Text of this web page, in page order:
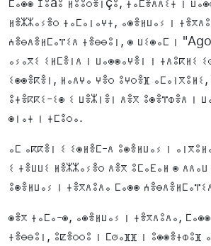
ⵍⴻⵣⵣⴰⵢⴻⵔ ⵜⴰⵎⴰⵏⴰⵖⵜ, ⴰⵙⴻⵍⵡⴰⵢ ⵏ
ⵄⴻⴱⴷⴻⵍⵎⴰⴶⵉⴷ ⵜⴻⴱⴱⵓⵏ, ⵙ ⵡⵉⵙⴰⵎ ⵏ
ⴰⵢⴰⴳⵉ ⵉⵍⵎⴻⵏⴷ ⵏ ⵡⴰⵙⵙⴰⵖⴻⵏ ⵏ ⵜⴷⵓⴽⵍⵉ
ⵉⵙⵙⴻⴽⴻⵏ, ⵍⴰⴷⵖⴰ ⵖⴻⵔ ⵓⵖⵔⴻⴼ ⴰⵎⴰⵏⴳⵓⵍⵉ,
ⵓⵜⴻⴽⴽⵉ-ⵉⵙ ⵉ ⵡⴻⵣⵏⴻⵏ ⴷⴻⴳ ⵓⵙⴻⴶⵀⴻⴷ ⵏ
ⵙⵏⴰⵜ ⵏ ⵜⵎⵓⵔⴰ.
ⴰⵎ ⴰⴽⴽⴻⵏ ⵉ ⵉⵙⵍⴻⵎ-ⴷ ⵓⵙⴻⵍⵡⴰⵢ ⵏ
ⵉ ⵜⴻⵡⵡⵉ ⵍⴻⵣⵣⴰⵢⴻⵔ ⴷⴻⴳ ⵓⵎⴰⴹⴰⵍ ⵙ ⴷⴷⴰⵡ
ⵓⵙⴻⵍⵡⴰⵢ ⵏ ⵜⴻⴳⴷⵓⴷⴰ ⵎⴰⵙⵙ
ⵙⴻⴳ ⵜⴰⵎⴰ-ⵙ, ⴰⵙⴻⵍⵡⴰⵢ ⵏ ⵜⴻⴳⴷⵓⴷⴰ,
ⵜⴻⴱⴱⵓⵏ, ⵓⵇⴻⵔⵔⵓ ⵏ ⵎⵚⴰⴼⴼ ⵏ ⵓⵙⵙⴻⵜⵀⵓⴼ